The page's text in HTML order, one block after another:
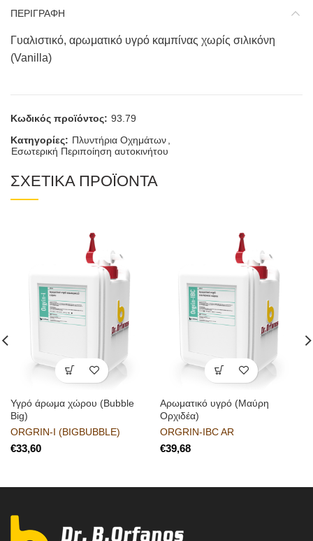
ΠΕΡΙΓΡΑΦΗ
Γυαλιστικό, αρωματικό υγρό καμπίνας χωρίς σιλικόνη
(Vanilla)
Κωδικός προϊόντος: 93.79
Κατηγορίες: Πλυντήρια Οχημάτων
Εσωτερική Περιποίηση αυτοκινήτου
ΣΧΕΤΙΚΑ ΠΡΟΪΟΝΤΑ
Υγρό άρωμα χώρου (Bubble
Big)
ORGRIN-I (BIGBUBBLE)
€
Αρωματικό υγρό (Μαύρη
Ορχιδέα)
ORGRIN-IBC AR
€